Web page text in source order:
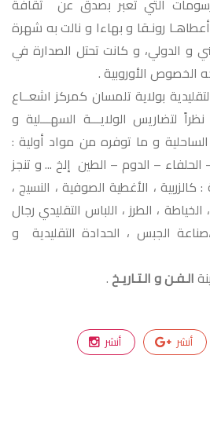
رونـقا و بهاءا و نالت به شهرة
و الدولي، و كانت تحتل الصدارة في
الخصوص الأوروبية .
بولاية تلمسان كمركز اشعــاع
لتضاريس الولايـــة السهـــلية و
الساحلية و ما توفره من مواد أولية :
– الدوم – الطين إلخ ... و تنجز
، الأغطية الصوفية ، النسيج ،
، الطرز ، اللباس التقليدي رجال
الجبس ، الحدادة التقليدية و
الـفـن و الـتـاريـخ.
أنشر
أنشر